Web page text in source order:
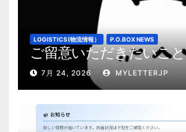
LOGISTICS(物流情報） P.O.BOX NEWS
ご留意いただきたいこと
7月 24, 2026 MYLETTERJP